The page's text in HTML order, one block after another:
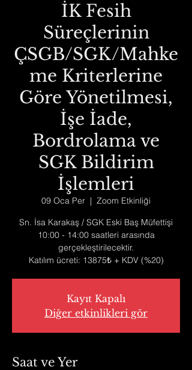
İK Fesih
Süreçlerinin
ÇSGB/SGK/Mahke
me Kriterlerine
Göre Yönetilmesi,
İşe İade,
Bordrolama ve
SGK Bildirim
İşlemleri
09 Oca Per
  |
Zoom Etkinliği
Sn. İsa Karakaş / SGK Eski Baş Müfettişi
10:00 - 14:00 saatleri arasında
gerçekleştirilecektir.
Katılım ücreti: 13875₺ + KDV (%20)
Kayıt Kapalı
Diğer etkinlikleri gör
Saat ve Yer